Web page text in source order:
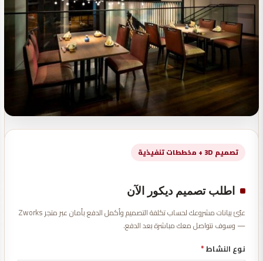
تصميم 3D + مخططات تنفيذية
اطلب تصميم ديكور الآن
عبّئ بيانات مشروعك لحساب تكلفة التصميم وأكمل الدفع بأمان عبر متجر Zworks
— وسوف نتواصل معك مباشرة بعد الدفع.
نوع النشاط*